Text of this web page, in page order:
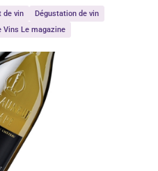
de vin
Dégustation de vin
Vins Le magazine